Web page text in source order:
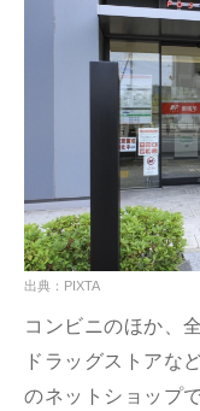
出典：PIXTA
コンビニのほか、
ドラッグストアな
のネットショップ